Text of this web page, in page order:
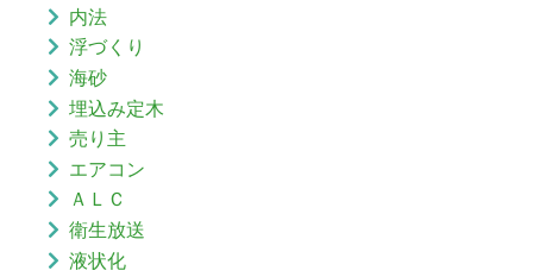
内法
浮づくり
海砂
埋込み定木
売り主
エアコン
ＡＬＣ
衛生放送
液状化